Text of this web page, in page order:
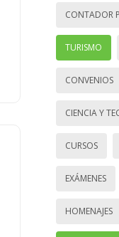
CONTADOR
TURISMO
CONVENIOS
CIENCIA Y
CURSOS
EXÁMENES
HOMENAJES